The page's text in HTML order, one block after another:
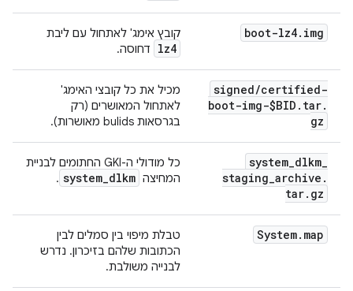
boot-lz4. img קובץ אימג' לאתחול עם ליבת
lz4 דחוסה.
signed/certified-
boot-img-$BID . tar.
gz
מכיל את כל קובצי האימג'
לאתחול המאושרים (רק
בגרסאות bulids מאושרות).
system_dlkm_
staging_archive .
tar. gz
כל מודולי ה-GKI החתומים לבניית
המחיצה
system_dlkm
.
System. map
טבלת מיפוי בין סמלים לבין
הכתובות שלהם בזיכרון. נדרש
לבנייה משולבת.